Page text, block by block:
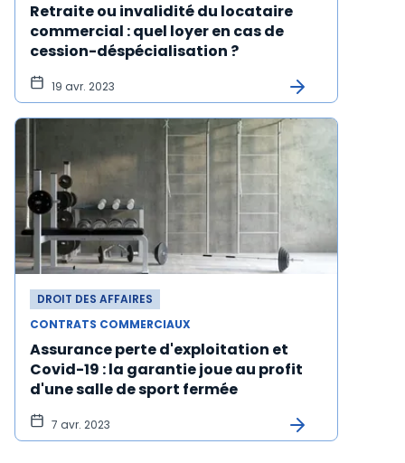
Retraite ou invalidité du locataire
commercial : quel loyer en cas de
cession-déspécialisation ?
19 avr. 2023
DROIT DES AFFAIRES
CONTRATS COMMERCIAUX
Assurance perte d'exploitation et
Covid-19 : la garantie joue au profit
d'une salle de sport fermée
7 avr. 2023